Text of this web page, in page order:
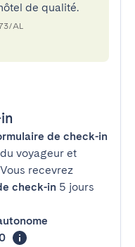
de qualité.
AL
de check-in
voyageur et
recevrez
check-in 5 jours